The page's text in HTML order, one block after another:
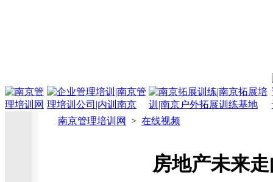
南京管理培训网 > 在线视频
房地产未来